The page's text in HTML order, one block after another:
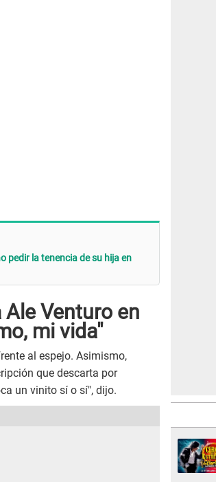
pedir la tenencia de su hija en
Venturo en
mi vida"
al espejo. Asimismo,
que descarta por
un vinito sí o sí", dijo.